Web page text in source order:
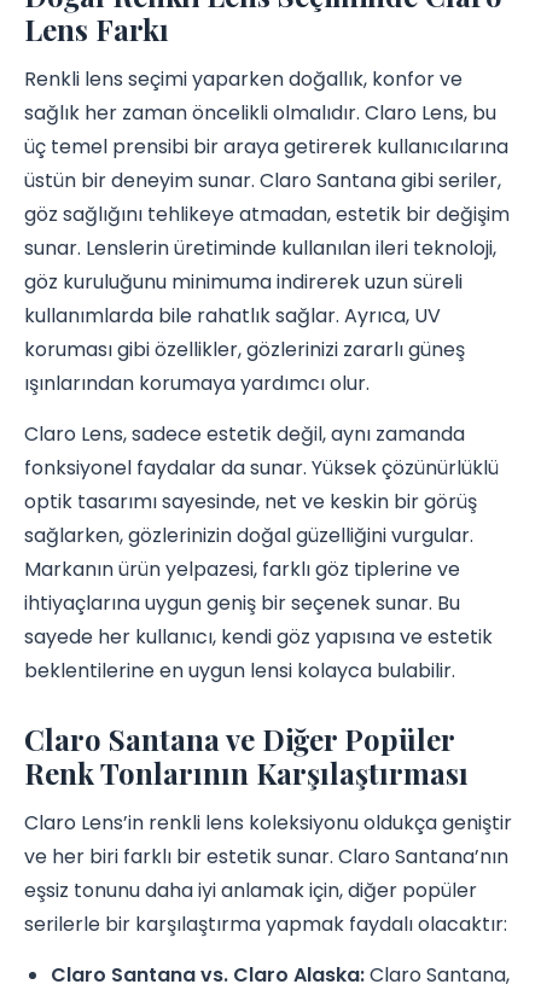
Lens Farkı
Renkli lens seçimi yaparken doğallık, konfor ve
sağlık her zaman öncelikli olmalıdır. Claro Lens, bu
üç temel prensibi bir araya getirerek kullanıcılarına
üstün bir deneyim sunar. Claro Santana gibi seriler,
göz sağlığını tehlikeye atmadan, estetik bir değişim
sunar. Lenslerin üretiminde kullanılan ileri teknoloji,
göz kuruluğunu minimuma indirerek uzun süreli
kullanımlarda bile rahatlık sağlar. Ayrıca, UV
koruması gibi özellikler, gözlerinizi zararlı güneş
ışınlarından korumaya yardımcı olur.
Claro Lens, sadece estetik değil, aynı zamanda
fonksiyonel faydalar da sunar. Yüksek çözünürlüklü
optik tasarımı sayesinde, net ve keskin bir görüş
sağlarken, gözlerinizin doğal güzelliğini vurgular.
Markanın ürün yelpazesi, farklı göz tiplerine ve
ihtiyaçlarına uygun geniş bir seçenek sunar. Bu
sayede her kullanıcı, kendi göz yapısına ve estetik
beklentilerine en uygun lensi kolayca bulabilir.
Claro Santana ve Diğer Popüler
Renk Tonlarının Karşılaştırması
Claro Lens’in renkli lens koleksiyonu oldukça geniştir
ve her biri farklı bir estetik sunar. Claro Santana’nın
eşsiz tonunu daha iyi anlamak için, diğer popüler
serilerle bir karşılaştırma yapmak faydalı olacaktır:
Claro Santana vs. Claro Alaska:Claro Santana,